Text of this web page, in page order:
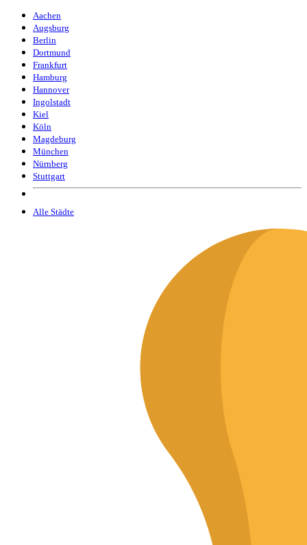
Aachen
Augsburg
Berlin
Dortmund
Frankfurt
Hamburg
Hannover
Ingolstadt
Kiel
Köln
Magdeburg
München
Nürnberg
Stuttgart
Alle Städte